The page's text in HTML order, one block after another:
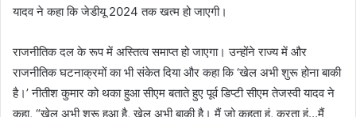
यादव ने कहा कि जेडीयू 2024 तक खत्म हो जाएगी।
राजनीतिक दल के रूप में अस्तित्व समाप्त हो जाएगा। उन्होंने राज्य में और
राजनीतिक घटनाक्रमों का भी संकेत दिया और कहा कि ‘खेल अभी शुरू होना बाकी
है।’ नीतीश कुमार को थका हुआ सीएम बताते हुए पूर्व डिप्टी सीएम तेजस्वी यादव ने
कहा, “खेल अभी शुरू हुआ है, खेल अभी बाकी है। मैं जो कहता हूं, करता हूं…मैं